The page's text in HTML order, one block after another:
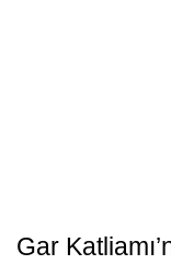
Gar